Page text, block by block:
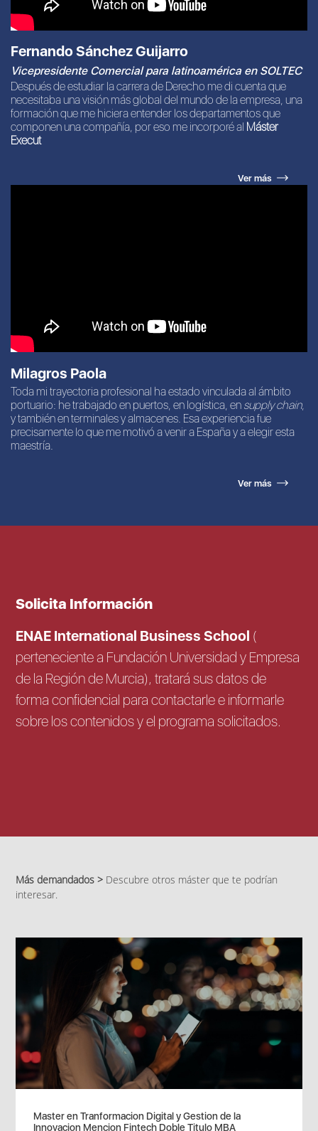
Fernando Sánchez Guijarro
Vicepresidente Comercial para latinoamérica en SOLTEC
Después de estudiar la carrera de Derecho me di cuenta que
necesitaba una visión más global del mundo de la empresa, una
formación que me hiciera entender los departamentos que
componen una compañía, por eso me incorporé al Máster
Execut
Ver más
Milagros Paola
Toda mi trayectoria profesional ha estado vinculada al ámbito
portuario: he trabajado en puertos, en logística, en supply chain,
y también en terminales y almacenes. Esa experiencia fue
precisamente lo que me motivó a venir a España y a elegir esta
maestría.
Ver más
Solicita Información
ENAE International Business School (
perteneciente a Fundación Universidad y Empresa
de la Región de Murcia), tratará sus datos de
forma confidencial para contactarle e informarle
sobre los contenidos y el programa solicitados.
Más demandados > Descubre otros máster que te podrían
interesar.
Master en Tranformacion Digital y Gestion de la
Innovacion Mencion Fintech Doble Titulo MBA